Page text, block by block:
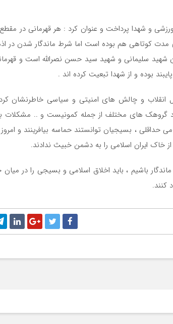
و شهدا پرداخت و عنوان کرد : هر قهرمانی در
مدت کوتاهی هم بوده است اما شرط ماندگار شدن در
سلیمانی و شهید سید حسن نصرالله است و
بوده و از شهدا تبعیت کرده اند .
و چالش های امنیتی و سیاسی خاطرنشان
گروهک های مختلف از جمله کمونیست و .. مشکلات
حداقلی ، بسیجیان توانستند حماسه بیافرینند و
خاک ایران اسلامی را به دشمن خبیث ندادند.
باشیم ، باید اخلاق اسلامی و بسیجی را در
کنند.